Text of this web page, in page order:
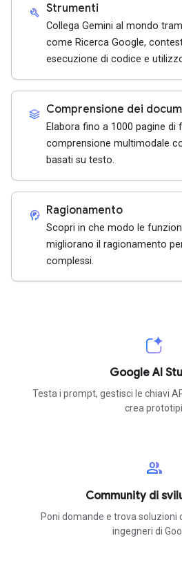
build Strumenti
Collega Gemini al mondo
come Ricerca Google,
esecuzione di codice e
stacks Comprensione dei
Elabora fino a 1000 pagine di
comprensione multimodale
basati su testo.
cognition_2 Ragionamento
Scopri in che modo le
migliorano il ragionamento
complessi.
Google AI
Testa i prompt, gestisci le chiavi
crea prototipi.
group
Community di
Poni domande e trova soluzioni
ingegneri di